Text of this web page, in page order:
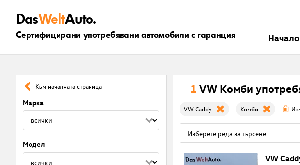
DasWeltAuto.
Сертифицирани употребявани автомобили с гаранция Началo
Към началната страница
Марка
Модел
1 VW Комби
VW Caddy Комби
VW